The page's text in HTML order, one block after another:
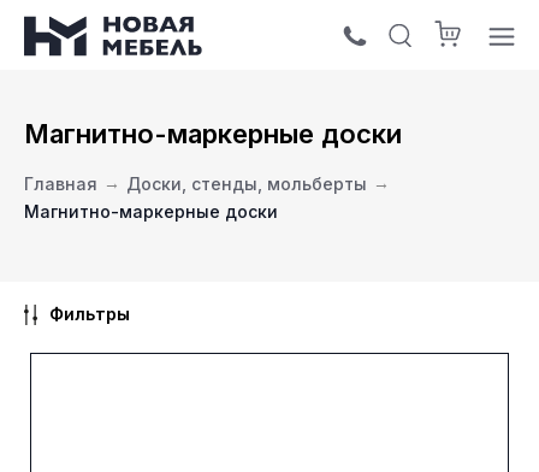
Магнитно-маркерные доски
Главная → Доски, стенды, мольберты →
Магнитно-маркерные доски
Фильтры